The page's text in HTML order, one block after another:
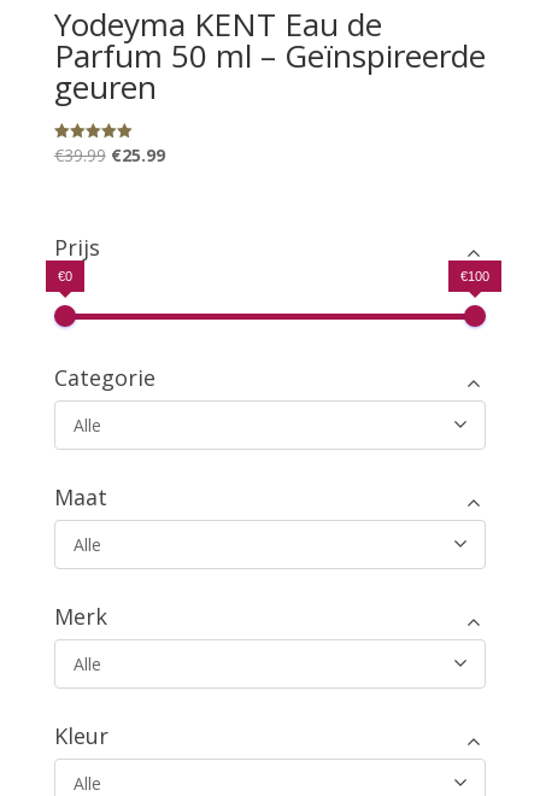
Yodeyma KENT Eau de
Parfum 50 ml – Geïnspireerde
geuren
Gewaardeerd
5.00
€39.99 Oorspronkelijke
€25.99Huidige
Prijs
€0 €100
Categorie
Alle
Maat
Alle
Merk
Alle
Kleur
Alle